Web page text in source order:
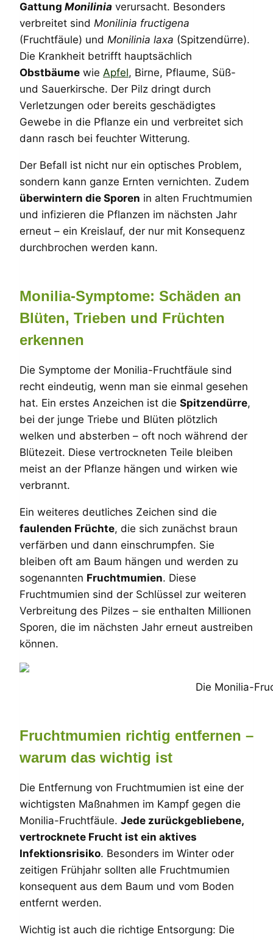
Gattung Monilinia verursacht. Besonders
verbreitet sind Monilinia fructigena
(Fruchtfäule) und Monilinia laxa (Spitzendürre).
Die Krankheit betrifft hauptsächlich
Obstbäume wie Apfel, Birne, Pflaume, Süß-
und Sauerkirsche. Der Pilz dringt durch
Verletzungen oder bereits geschädigtes
Gewebe in die Pflanze ein und verbreitet sich
dann rasch bei feuchter Witterung.
Der Befall ist nicht nur ein optisches Problem,
sondern kann ganze Ernten vernichten. Zudem
überwintern die Sporen in alten Fruchtmumien
und infizieren die Pflanzen im nächsten Jahr
erneut – ein Kreislauf, der nur mit Konsequenz
durchbrochen werden kann.
Monilia-Symptome: Schäden an
Blüten, Trieben und Früchten
erkennen
Die Symptome der Monilia-Fruchtfäule sind
recht eindeutig, wenn man sie einmal gesehen
hat. Ein erstes Anzeichen ist die Spitzendürre,
bei der junge Triebe und Blüten plötzlich
welken und absterben – oft noch während der
Blütezeit. Diese vertrockneten Teile bleiben
meist an der Pflanze hängen und wirken wie
verbrannt.
Ein weiteres deutliches Zeichen sind die
faulenden Früchte, die sich zunächst braun
verfärben und dann einschrumpfen. Sie
bleiben oft am Baum hängen und werden zu
sogenannten Fruchtmumien. Diese
Fruchtmumien sind der Schlüssel zur weiteren
Verbreitung des Pilzes – sie enthalten Millionen
Sporen, die im nächsten Jahr erneut austreiben
können.
Die Monilia-
Fruchtmumien richtig entfernen –
warum das wichtig ist
Die Entfernung von Fruchtmumien ist eine der
wichtigsten Maßnahmen im Kampf gegen die
Monilia-Fruchtfäule. Jede zurückgebliebene,
vertrocknete Frucht ist ein aktives
Infektionsrisiko. Besonders im Winter oder
zeitigen Frühjahr sollten alle Fruchtmumien
konsequent aus dem Baum und vom Boden
entfernt werden.
Wichtig ist auch die richtige Entsorgung: Die